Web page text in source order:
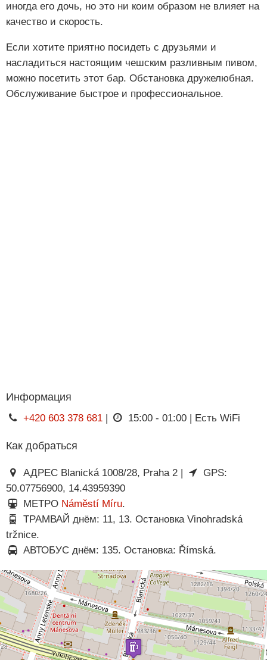
иногда его дочь, но это ни коим образом не влияет на
качество и скорость.
Если хотите приятно посидеть с друзьями и
насладиться настоящим чешским разливным пивом,
можно посетить этот бар. Обстановка дружелюбная.
Обслуживание быстрое и профессиональное.
Информация
+420 603 378 681| 15:00 - 01:00 | Есть WiFi
Как добраться
АДРЕС Blanická 1008/28, Praha 2 |
GPS:
50.07756900, 14.43959390
МЕТРО Náměstí Míru.
ТРАМВАЙ днём: 11, 13. Остановка Vinohradská
tržnice.
АВТОБУС днём: 135. Остановка: Římská.